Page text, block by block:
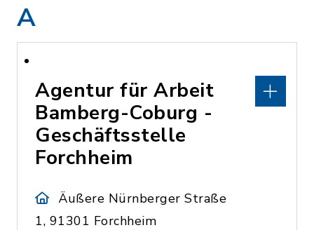
A
Agentur für Arbeit
Bamberg-Coburg -
Geschäftsstelle
Forchheim
Äußere Nürnberger Straße
1, 91301 Forchheim